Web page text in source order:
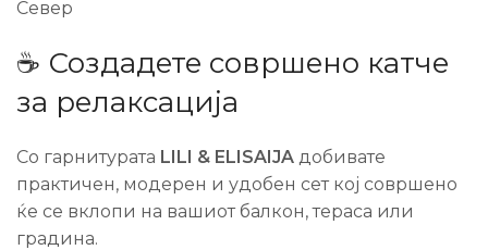
Север
☕ Создадете совршено катче
за релаксација
Со гарнитурата LILI & ELISAIJA добивате
практичен, модерен и удобен сет кој совршено
ќе се вклопи на вашиот балкон, тераса или
градина.